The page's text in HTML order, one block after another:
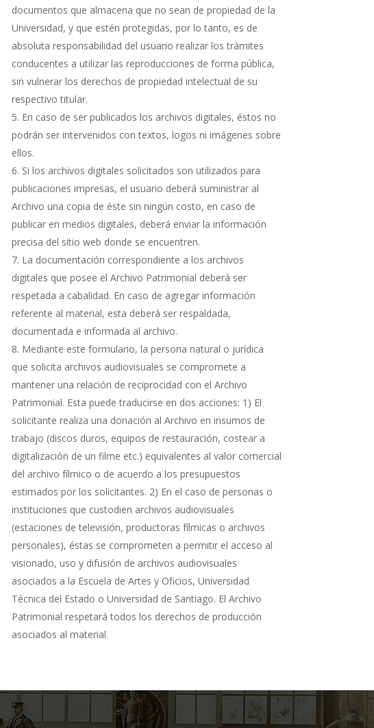
documentos que almacena que no sean de propiedad de la
Universidad, y que estén protegidas, por lo tanto, es de
absoluta responsabilidad del usuario realizar los trámites
conducentes a utilizar las reproducciones de forma pública,
sin vulnerar los derechos de propiedad intelectual de su
respectivo titular.
En caso de ser publicados los archivos digitales, éstos no
podrán ser intervenidos con textos, logos ni imágenes sobre
ellos.
Si los archivos digitales solicitados son utilizados para
publicaciones impresas, el usuario deberá suministrar al
Archivo una copia de éste sin ningún costo, en caso de
publicar en medios digitales, deberá enviar la información
precisa del sitio web donde se encuentren.
La documentación correspondiente a los archivos
digitales que posee el Archivo Patrimonial deberá ser
respetada a cabalidad. En caso de agregar información
referente al material, esta deberá ser respaldada,
documentada e informada al archivo.
Mediante este formulario, la persona natural o jurídica
que solicita archivos audiovisuales se compromete a
mantener una relación de reciprocidad con el Archivo
Patrimonial. Esta puede traducirse en dos acciones: 1) El
solicitante realiza una donación al Archivo en insumos de
trabajo (discos duros, equipos de restauración, costear a
digitalización de un filme etc.) equivalentes al valor comercial
del archivo fílmico o de acuerdo a los presupuestos
estimados por los solicitantes. 2) En el caso de personas o
instituciones que custodien archivos audiovisuales
(estaciones de televisión, productoras fílmicas o archivos
personales), éstas se comprometen a permitir el acceso al
visionado, uso y difusión de archivos audiovisuales
asociados a la Escuela de Artes y Oficios, Universidad
Técnica del Estado o Universidad de Santiago. El Archivo
Patrimonial respetará todos los derechos de producción
asociados al material.